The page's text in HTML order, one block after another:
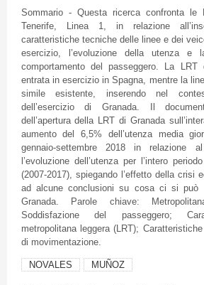
Sommario - Questa ricerca confronta
Tenerife, Linea 1, in relazione
caratteristiche tecniche delle linee e dei
esercizio, l’evoluzione della utenza e
comportamento del passeggero. La LRT
entrata in esercizio in Spagna, mentre la
simile esistente, inserendo nel
dell’esercizio di Granada. Il
dell’apertura della LRT di Granada
aumento del 6,5% dell’utenza media
gennaio-settembre 2018 in relazione
l’evoluzione dell’utenza per l’intero
(2007-2017), spiegando l’effetto della crisi
ad alcune conclusioni su cosa ci si può
Granada. Parole chiave:
Soddisfazione del passeggero;
metropolitana leggera (LRT);
di movimentazione.
NOVALES MUÑOZ